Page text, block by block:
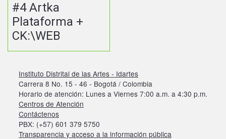
#4 Artka
Plataforma +
CK:\WEB
Instituto Distrital de las Artes - Idartes
Carrera 8 No. 15 - 46 - Bogotá / Colombia
Horario de atención: Lunes a Viernes 7:00 a.m. a 4:30 p.m.
Centros de Atención
Contáctenos
PBX: (+57) 601 379 5750
Transparencia y acceso a la información pública